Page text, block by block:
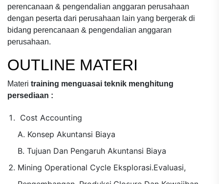
perencanaan & pengendalian anggaran perusahaan
dengan peserta dari perusahaan lain yang bergerak di
bidang perencanaan & pengendalian anggaran
perusahaan.
OUTLINE MATERI
Materi training menguasai teknik menghitung
persediaan :
Cost Accounting
A. Konsep Akuntansi Biaya
B. Tujuan Dan Pengaruh Akuntansi Biaya
Mining Operational Cycle Eksplorasi.Evaluasi,